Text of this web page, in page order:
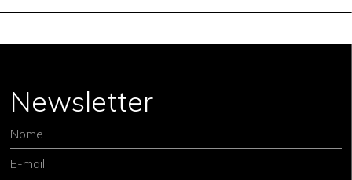
Newsletter
Nome
E-mail